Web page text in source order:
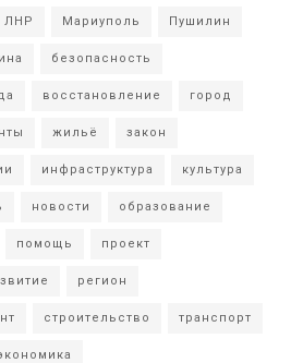
ЛНР Мариуполь Пушилин
безопасность
восстановление город
жильё закон
инфраструктура культура
новости образование
помощь проект
регион
строительство транспорт